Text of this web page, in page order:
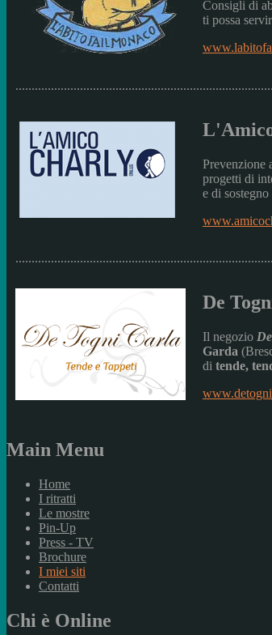
Consigli di
ti possa
Prevenzione
progetti di
e di
De
Il negozio
Garda
di tende,
Main Menu
Home
I ritratti
Le mostre
Pin-Up
Press - TV
Brochure
I miei siti
Contatti
Chi è Online